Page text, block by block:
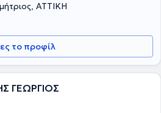
ΑΤΤΙΚΗ
το προφίλ
ΓΕΩΡΓΙΟΣ